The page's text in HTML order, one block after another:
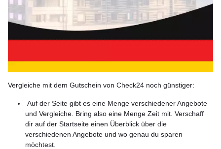
Vergleiche mit dem Gutschein von Check24 noch günstiger:
Auf der Seite gibt es eine Menge verschiedener Angebote
und Vergleiche. Bring also eine Menge Zeit mit. Verschaff
dir auf der Startseite einen Überblick über die
verschiedenen Angebote und wo genau du sparen
möchtest.